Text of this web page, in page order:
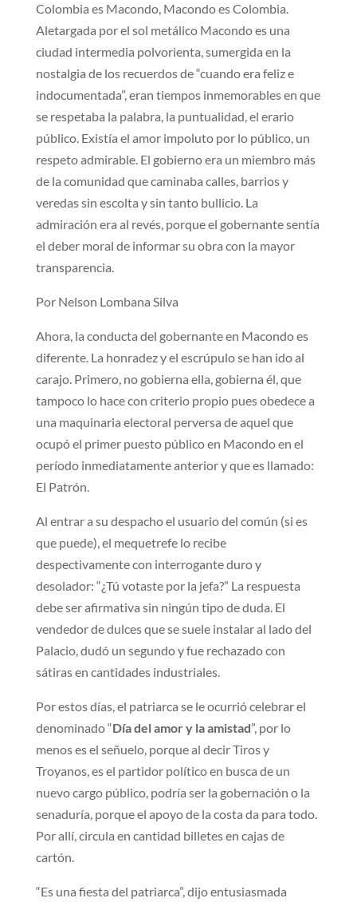
Colombia es Macondo, Macondo es Colombia.
Aletargada por el sol metálico Macondo es una
ciudad intermedia polvorienta, sumergida en la
nostalgia de los recuerdos de “cuando era feliz e
indocumentada”, eran tiempos inmemorables en que
se respetaba la palabra, la puntualidad, el erario
público. Existía el amor impoluto por lo público, un
respeto admirable. El gobierno era un miembro más
de la comunidad que caminaba calles, barrios y
veredas sin escolta y sin tanto bullicio. La
admiración era al revés, porque el gobernante sentía
el deber moral de informar su obra con la mayor
transparencia.
Por Nelson Lombana Silva
Ahora, la conducta del gobernante en Macondo es
diferente. La honradez y el escrúpulo se han ido al
carajo. Primero, no gobierna ella, gobierna él, que
tampoco lo hace con criterio propio pues obedece a
una maquinaria electoral perversa de aquel que
ocupó el primer puesto público en Macondo en el
período inmediatamente anterior y que es llamado:
El Patrón.
Al entrar a su despacho el usuario del común (si es
que puede), el mequetrefe lo recibe
despectivamente con interrogante duro y
desolador: “¿Tú votaste por la jefa?” La respuesta
debe ser afirmativa sin ningún tipo de duda. El
vendedor de dulces que se suele instalar al lado del
Palacio, dudó un segundo y fue rechazado con
sátiras en cantidades industriales.
Por estos días, el patriarca se le ocurrió celebrar el
denominado “Día del amor y la amistad”, por lo
menos es el señuelo, porque al decir Tiros y
Troyanos, es el partidor político en busca de un
nuevo cargo público, podría ser la gobernación o la
senaduría, porque el apoyo de la costa da para todo.
Por allí, circula en cantidad billetes en cajas de
cartón.
“Es una fiesta del patriarca”, dijo entusiasmada